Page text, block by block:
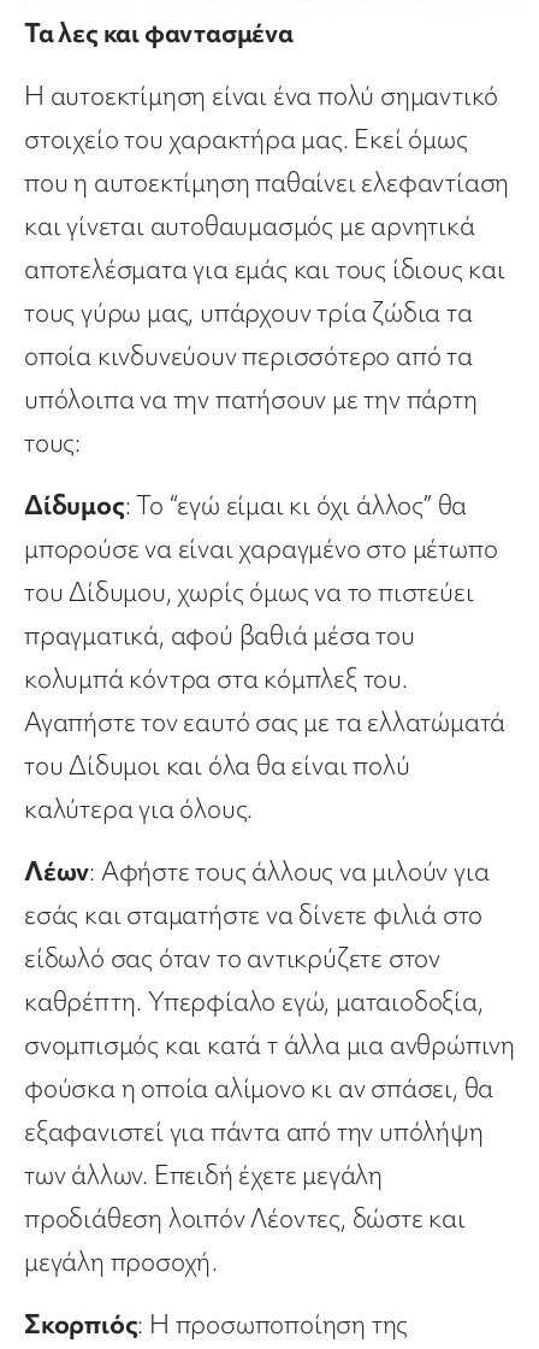
Τα λες και φαντασμένα
Η αυτοεκτίμηση είναι ένα πολύ σημαντικό
στοιχείο του χαρακτήρα μας. Εκεί όμως
που η αυτοεκτίμηση παθαίνει ελεφαντίαση
και γίνεται αυτοθαυμασμός με αρνητικά
αποτελέσματα για εμάς και τους ίδιους και
τους γύρω μας, υπάρχουν τρία ζώδια τα
οποία κινδυνεύουν περισσότερο από τα
υπόλοιπα να την πατήσουν με την πάρτη
τους:
Δίδυμος: To “εγώ είμαι κι όχι άλλος” θα
μπορούσε να είναι χαραγμένο στο μέτωπο
του Δίδυμου, χωρίς όμως να το πιστεύει
πραγματικά, αφού βαθιά μέσα του
κολυμπά κόντρα στα κόμπλεξ του.
Αγαπήστε τον εαυτό σας με τα ελλατώματά
του Δίδυμοι και όλα θα είναι πολύ
καλύτερα για όλους.
Λέων: Αφήστε τους άλλους να μιλούν για
εσάς και σταματήστε να δίνετε φιλιά στο
είδωλό σας όταν το αντικρύζετε στον
καθρέπτη. Υπερφίαλο εγώ, ματαιοδοξία,
σνομπισμός και κατά τ άλλα μια ανθρώπινη
φούσκα η οποία αλίμονο κι αν σπάσει, θα
εξαφανιστεί για πάντα από την υπόλήψη
των άλλων. Επειδή έχετε μεγάλη
προδιάθεση λοιπόν Λέοντες, δώστε και
μεγάλη προσοχή.
Σκορπιός: Η προσωποποίηση της